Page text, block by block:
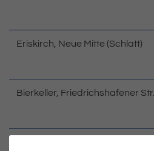
Eriskirch, Neue Mitte (Schlatt)
Bierkeller, Friedrichshafener Str.